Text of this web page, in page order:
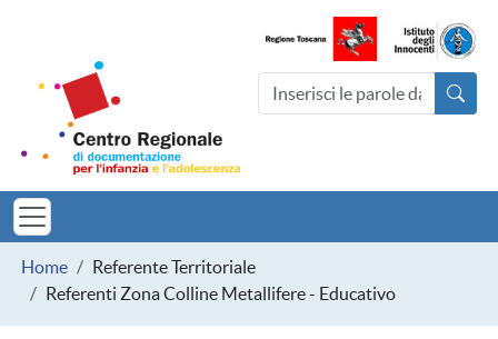
Centro Regionale di
Cerca nel sito
Briciole di pane
Home
Referente Territoriale
Referenti Zona Colline Metallifere - Educativo